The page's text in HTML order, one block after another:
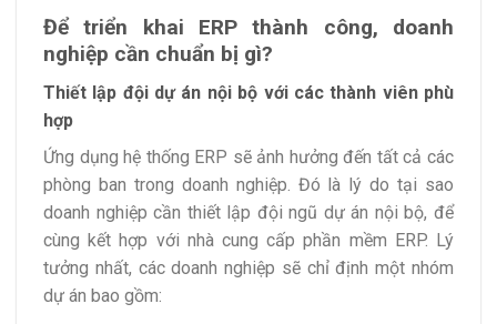
Để triển khai ERP thành công, doanh
nghiệp cần chuẩn bị gì?
Thiết lập đội dự án nội bộ với các thành viên phù
hợp
Ứng dụng hệ thống ERP sẽ ảnh hưởng đến tất cả các
phòng ban trong doanh nghiệp. Đó là lý do tại sao
doanh nghiệp cần thiết lập đội ngũ dự án nội bộ, để
cùng kết hợp với nhà cung cấp phần mềm ERP. Lý
tưởng nhất, các doanh nghiệp sẽ chỉ định một nhóm
dự án bao gồm: